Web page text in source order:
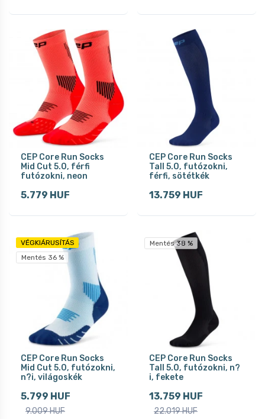
CEP Core Run Socks
Mid Cut 5.0, férfi
futózokni, neon
5.779 HUF
CEP Core Run Socks
Tall 5.0, futózokni,
férfi, sötétkék
13.759 HUF
VÉGKIÁRUSÍTÁS
Mentés 36 %
CEP Core Run Socks
Mid Cut 5.0, futózokni,
n?i, világoskék
5.799 HUF
9.009 HUF
Mentés 38 %
CEP Core Run Socks
Tall 5.0, futózokni, n?
i, fekete
13.759 HUF
22.019 HUF